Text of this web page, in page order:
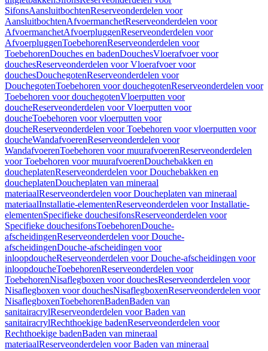
SifonsAansluitbochtenReserveonderdelen voor
AansluitbochtenAfvoermanchetReserveonderdelen voor
AfvoermanchetAfvoerpluggenReserveonderdelen voor
AfvoerpluggenToebehorenReserveonderdelen voor
ToebehorenDouches en badenDouchesVloerafvoer voor
douchesReserveonderdelen voor Vloerafvoer voor
douchesDouchegotenReserveonderdelen voor
DouchegotenToebehoren voor douchegotenReserveonderdelen voor
Toebehoren voor douchegotenVloerputten voor
doucheReserveonderdelen voor Vloerputten voor
doucheToebehoren voor vloerputten voor
doucheReserveonderdelen voor Toebehoren voor vloerputten voor
doucheWandafvoerenReserveonderdelen voor
WandafvoerenToebehoren voor muurafvoerenReserveonderdelen
voor Toebehoren voor muurafvoerenDouchebakken en
doucheplatenReserveonderdelen voor Douchebakken en
doucheplatenDoucheplaten van mineraal
materiaalReserveonderdelen voor Doucheplaten van mineraal
materiaalInstallatie-elementenReserveonderdelen voor Installatie-
elementenSpecifieke douchesifonsReserveonderdelen voor
Specifieke douchesifonsToebehorenDouche-
afscheidingenReserveonderdelen voor Douche-
afscheidingenDouche-afscheidingen voor
inloopdoucheReserveonderdelen voor Douche-afscheidingen voor
inloopdoucheToebehorenReserveonderdelen voor
ToebehorenNisaflegboxen voor douchesReserveonderdelen voor
Nisaflegboxen voor douchesNisaflegboxenReserveonderdelen voor
NisaflegboxenToebehorenBadenBaden van
sanitairacrylReserveonderdelen voor Baden van
sanitairacrylRechthoekige badenReserveonderdelen voor
Rechthoekige badenBaden van mineraal
materiaalReserveonderdelen voor Baden van mineraal